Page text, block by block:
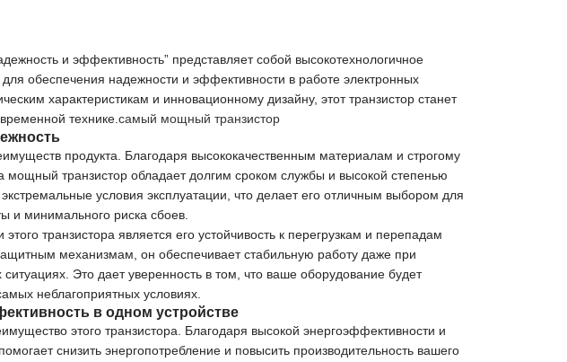
и эффективность” представляет собой высокотехнологичное
обеспечения надежности и эффективности в работе электронных
характеристикам и инновационному дизайну, этот транзистор станет
технике. самый мощный транзистор
продукта. Благодаря высококачественным материалам и строгому
мощный транзистор обладает долгим сроком службы и высокой степенью
условия эксплуатации, что делает его отличным выбором для
и минимального риска сбоев.
транзистора является его устойчивость к перегрузкам и перепадам
механизмам, он обеспечивает стабильную работу даже при
Это дает уверенность в том, что ваше оборудование будет
неблагоприятных условиях.
в одном устройстве
этого транзистора. Благодаря высокой энергоэффективности и
снизить энергопотребление и повысить производительность вашего